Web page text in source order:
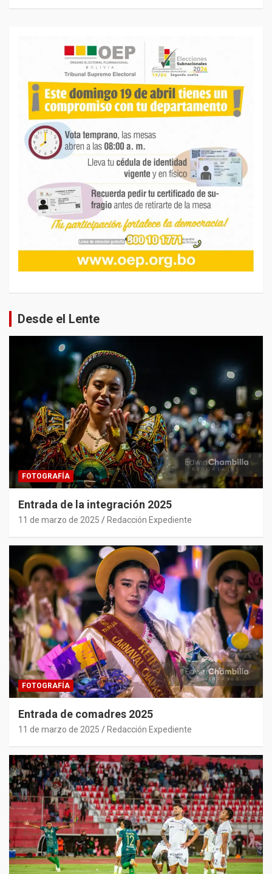
Desde el Lente
FOTOGRAFÍA
Entrada de la integración 2025
11 de marzo de 2025 Redacción Expediente
FOTOGRAFÍA
Entrada de comadres 2025
11 de marzo de 2025 Redacción Expediente